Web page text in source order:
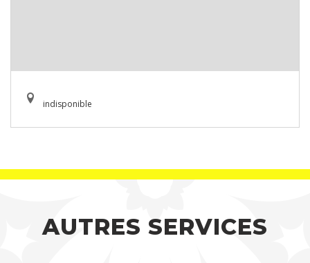
indisponible
AUTRES SERVICES